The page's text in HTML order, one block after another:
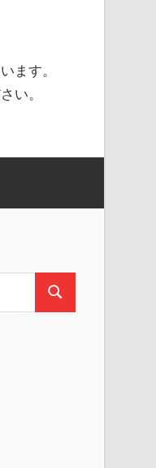
ます。
い。
検